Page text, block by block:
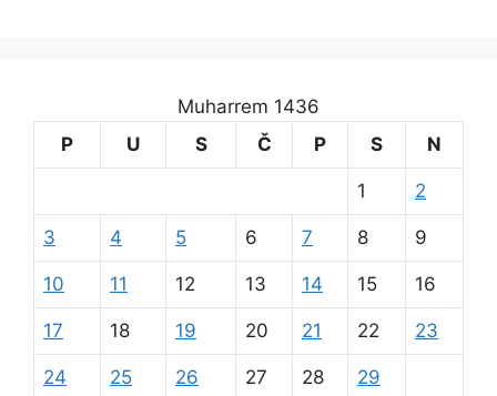
Muharrem 1436
P
U S Č P S N
1 2
3 4 5 6 7 8 9
10 11 12 13 14 15 16
17 18 19 20 21 22 23
24 25 26 27 28 29